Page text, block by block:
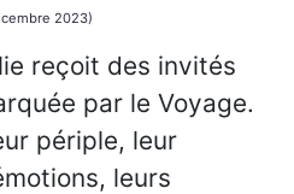
2023)
reçoit des invités
par le Voyage.
périple, leur
leurs